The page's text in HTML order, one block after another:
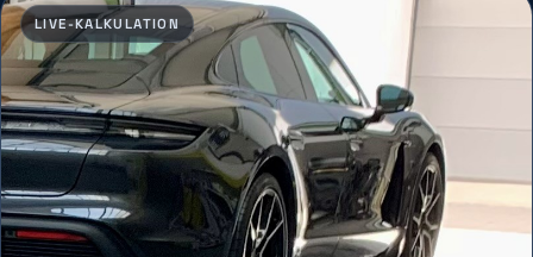
LIVE-KALKULATION